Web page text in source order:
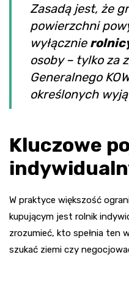
Zasadą jest, że
powierzchni
wyłącznie
osoby – tylko za
Generalnego
określonych
Kluczowe
W praktyce większość
kupującym jest rolnik
zrozumieć, kto spełnia ten
szukać ziemi czy